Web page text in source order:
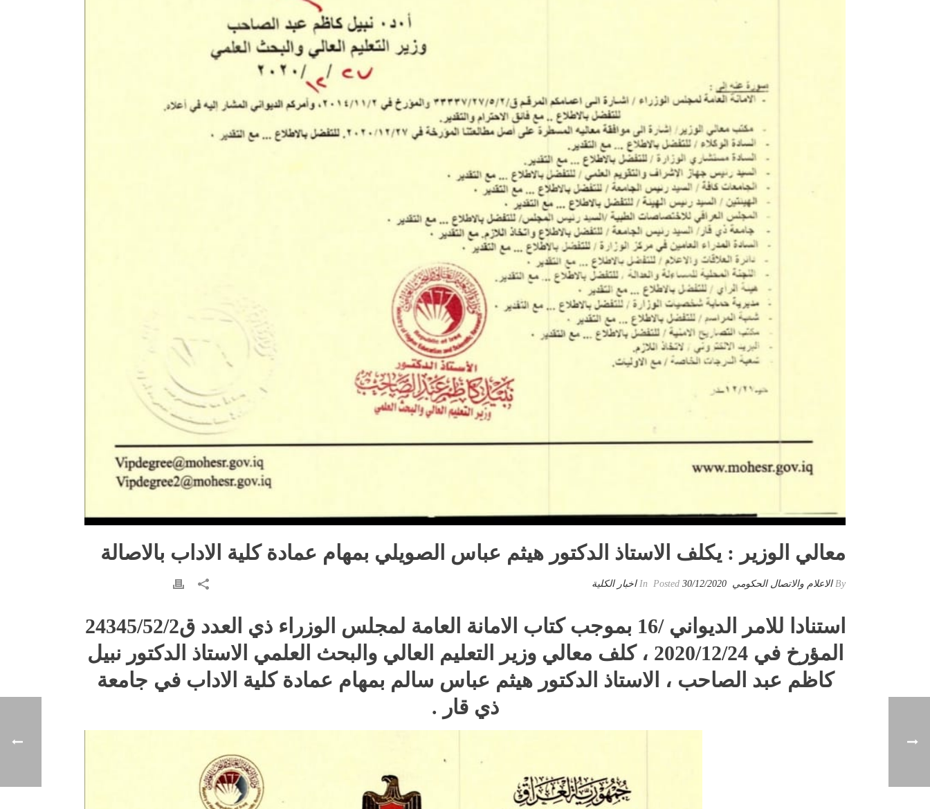
معالي الوزير : يكلف الاستاذ الدكتور هيثم عباس الصويلي بمهام عمادة كلية الاداب بالاصالة
By الاعلام والاتصال الحكومي 30/12/2020 اخبار الكلية
استنادا للامر الديواني /16 بموجب كتاب الامانة العامة لمجلس الوزراء ذي العدد ق24345/52/2
المؤرخ في 2020/12/24 ، كلف معالي وزير التعليم العالي والبحث العلمي الاستاذ الدكتور نبيل
كاظم عبد الصاحب ، الاستاذ الدكتور هيثم عباس سالم بمهام عمادة كلية الاداب في جامعة
ذي قار .